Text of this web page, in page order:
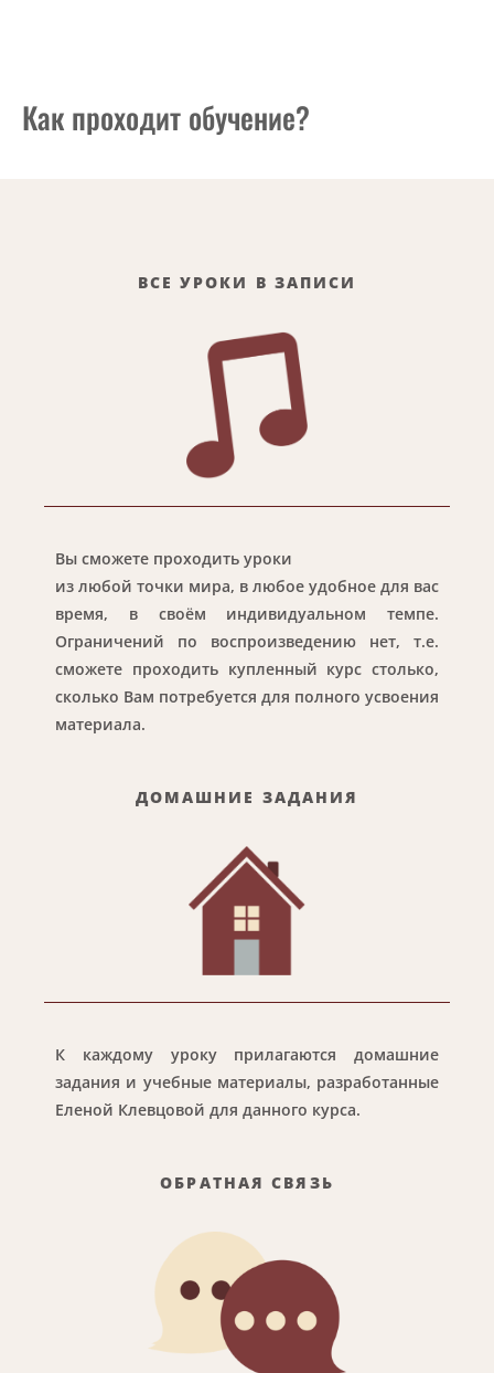
Как проходит обучение?
ВСЕ УРОКИ В ЗАПИСИ
Вы сможете проходить уроки
из любой точки мира, в любое удобное для вас
время, в своём индивидуальном темпе.
Ограничений по воспроизведению нет, т.е.
сможете проходить купленный курс столько,
сколько Вам потребуется для полного усвоения
материала.
ДОМАШНИЕ ЗАДАНИЯ
К каждому уроку прилагаются домашние
задания и учебные материалы, разработанные
Еленой Клевцовой для данного курса.
ОБРАТНАЯ СВЯЗЬ